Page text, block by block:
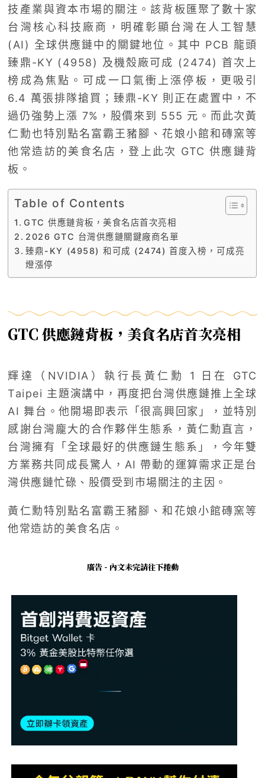
技產業與資本市場的關注。該背板匯聚了數十家
台灣核心科技廠商，明確彰顯台灣在人工智慧
(AI) 全球供應鏈中的關鍵地位。其中 PCB 龍頭
臻鼎-KY (4958) 及機殼廠可成 (2474) 首次上
榜成為焦點。可成一口氣衝上漲停板，更吸引
6.4 萬張排隊搶買；臻鼎-KY 則正在處置中，不
過仍強勢上漲 7%，股價來到 555 元。而此次黃
仁勳也特別點名富霸王豬腳、花娘小館和磚窯等
他常造訪的美食名店，登上此次 GTC 供應鏈背
板。
Table of Contents
GTC 供應鏈背板，美食名店首次亮相
2026 GTC 台灣供應鏈關鍵廠商名單
臻鼎-KY (4958) 和可成 (2474) 首度入榜，可成亮
燈漲停
GTC 供應鏈背板，美食名店首次亮相
輝達（NVIDIA）執行長黃仁勳 1 日在 GTC
Taipei 主題演講中，再度把台灣供應鏈推上全球
AI 舞台。他開場即表示「很高興回家」，並特別
感謝台灣龐大的合作夥伴生態系，黃仁勳直言，
台灣擁有「全球最好的供應鏈生態系」，今年雙
方業務共同成長驚人，AI 帶動的運算需求正是台
灣供應鏈忙碌、股價受到市場關注的主因。
黃仁勳特別點名富霸王豬腳、和花娘小館磚窯等
他常造訪的美食名店。
廣告 - 內文未完請往下捲動